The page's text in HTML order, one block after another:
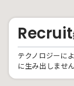
Recruit
テクノロジーに
に生み出しませ